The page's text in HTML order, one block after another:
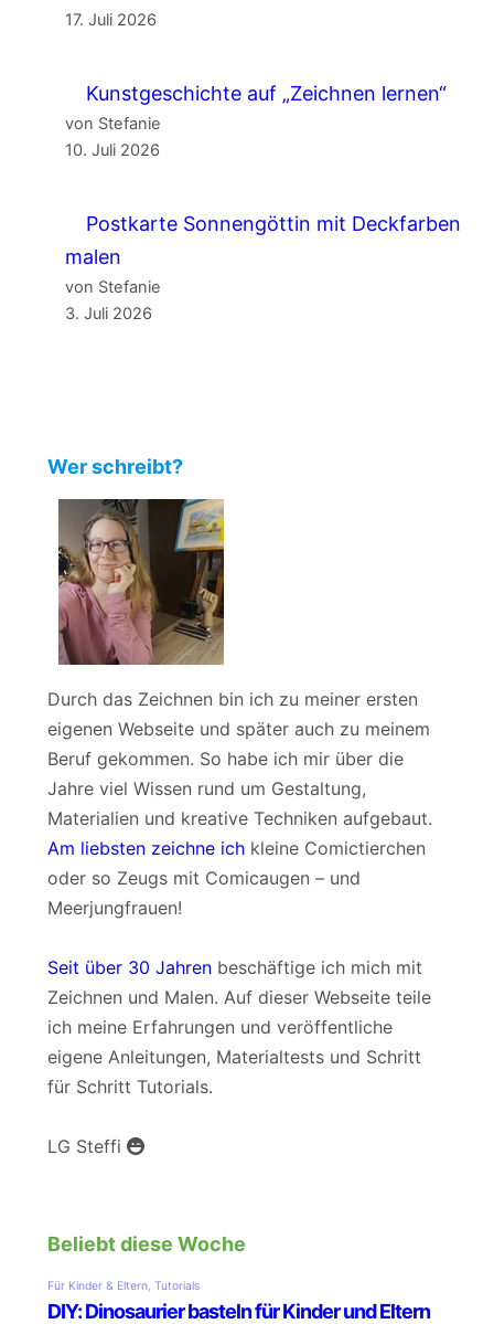
17. Juli 2026
Kunstgeschichte auf „Zeichnen lernen“
von Stefanie
10. Juli 2026
Postkarte Sonnengöttin mit Deckfarben
malen
von Stefanie
3. Juli 2026
Wer schreibt?
Durch das Zeichnen bin ich zu meiner ersten
eigenen Webseite und später auch zu meinem
Beruf gekommen. So habe ich mir über die
Jahre viel Wissen rund um Gestaltung,
Materialien und kreative Techniken aufgebaut.
Am liebsten zeichne ichkleine Comictierchen
oder so Zeugs mit Comicaugen – und
Meerjungfrauen!
Seit über 30 Jahrenbeschäftige ich mich mit
Zeichnen und Malen. Auf dieser Webseite teile
ich meine Erfahrungen und veröffentliche
eigene Anleitungen, Materialtests und Schritt
für Schritt Tutorials.
LG Steffi
Beliebt diese Woche